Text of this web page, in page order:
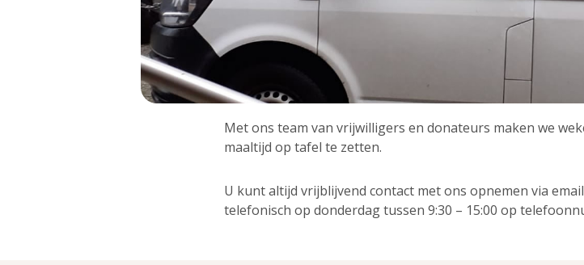
Met ons team van vrijwilligers en donateurs maken we
maaltijd op tafel te zetten.
U kunt altijd vrijblijvend contact met ons opnemen via
telefonisch op donderdag tussen 9:30 – 15:00 op